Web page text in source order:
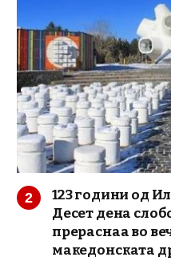
123 години од
Десет дена
прераснаа во
македонската